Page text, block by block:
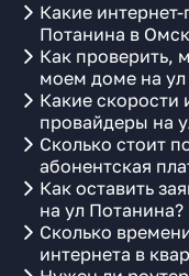
Какие
Потанина в
Как проверить,
моем доме на
Какие скорости
провайдеры на
Сколько стоит
абонентская
Как оставить
на ул Потанина?
Сколько
интернета в